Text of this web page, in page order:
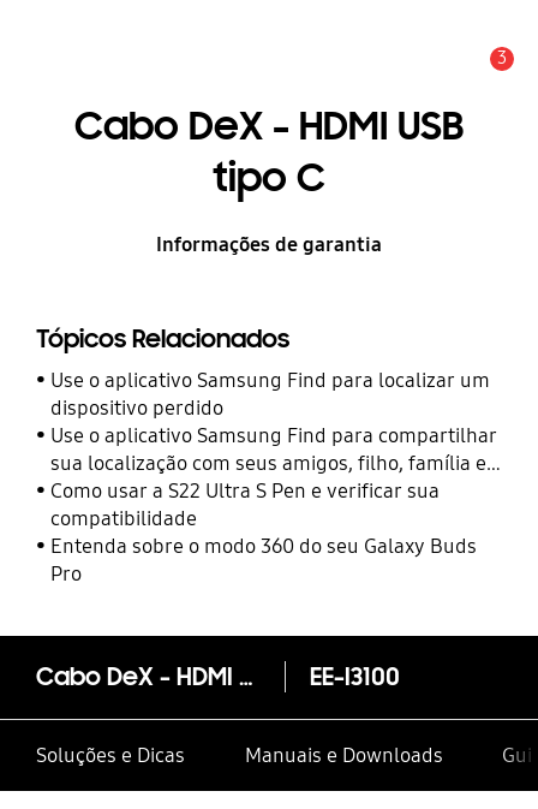
3
Cabo DeX - HDMI USB
tipo C
Informações de garantia
Tópicos Relacionados
Use o aplicativo Samsung Find para localizar um
dispositivo perdido
Use o aplicativo Samsung Find para compartilhar
sua localização com seus amigos, filho, família e
outros contatos
Como usar a S22 Ultra S Pen e verificar sua
compatibilidade
Entenda sobre o modo 360 do seu Galaxy Buds
Pro
Cabo DeX - HDMI USB tipo C EE-I3100
Soluções e Dicas Manuais e Downloads